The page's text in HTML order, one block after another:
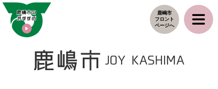
ペ
メ
鹿嶋市
フロント
ページへ